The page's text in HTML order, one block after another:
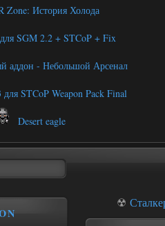
Zone: История Холода
SGM 2.2 + STCoP + Fix
аддон - Небольшой Арсенал
STCoP Weapon Pack Final
Desert eagle
☢